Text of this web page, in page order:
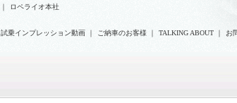
｜
ロペライオ本社
試乗インプレッション動画 ｜ ご納車のお客様 ｜ TALKING ABOUT ｜ お